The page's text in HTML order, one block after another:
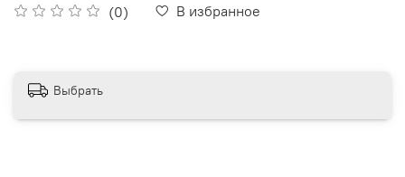
(0) В избранное
Выбрать